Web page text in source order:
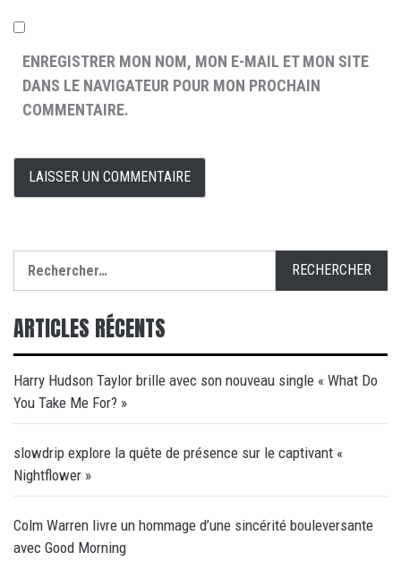
ENREGISTRER MON NOM, MON E-MAIL ET MON SITE
DANS LE NAVIGATEUR POUR MON PROCHAIN
COMMENTAIRE.
ARTICLES RÉCENTS
Harry Hudson Taylor brille avec son nouveau single « What Do
You Take Me For? »
slowdrip explore la quête de présence sur le captivant «
Nightflower »
Colm Warren livre un hommage d’une sincérité bouleversante
avec Good Morning